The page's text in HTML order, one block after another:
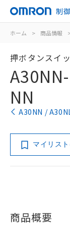
制
ホーム > 商品情報
押ボタンスイ
NN
A30NN /
マイリス
商品概要